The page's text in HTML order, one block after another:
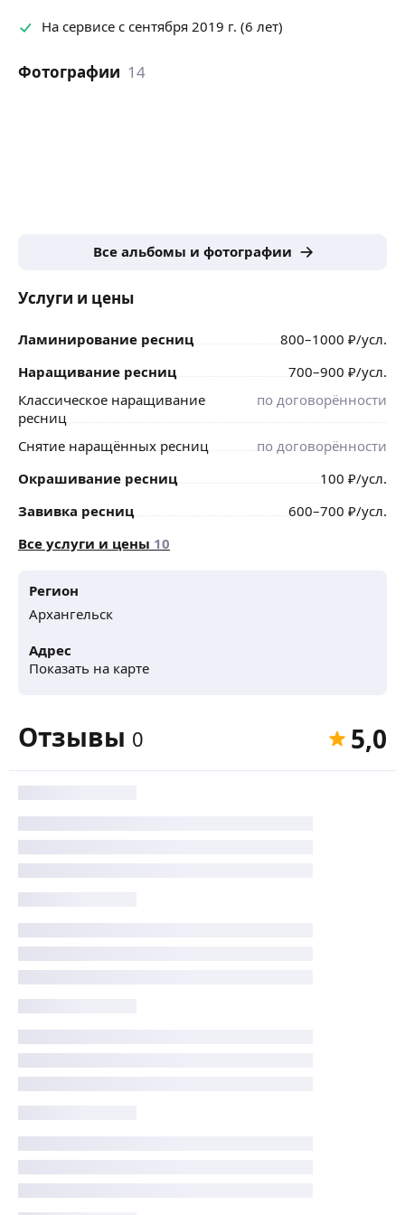
На сервисе с сентября 2019 г. (6 лет)
Фотографии 14
Все альбомы и фотографии
Услуги и цены
Ламинирование ресниц 800–1000 ₽/усл.
Наращивание ресниц
700–900 ₽/усл.
Классическое наращивание
ресниц
по договорённости
Снятие наращённых ресниц
по договорённости
Окрашивание ресниц
100 ₽/усл.
Завивка ресниц
600–700 ₽/усл.
Все услуги и цены 10
Регион
Архангельск
Адрес
Показать на карте
Отзывы 0 5,0